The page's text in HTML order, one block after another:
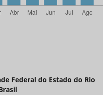
Federal do Estado do Rio